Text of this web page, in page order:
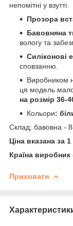
непомітні у взутті.
Прозора
Бавовняна
вологу та
Силіконові
сповзанню.
Виробником
ця модель
на розмір 36-
Кольори:
Склад; бавовна -
Ціна вказана за
Країна виробник
Приховати